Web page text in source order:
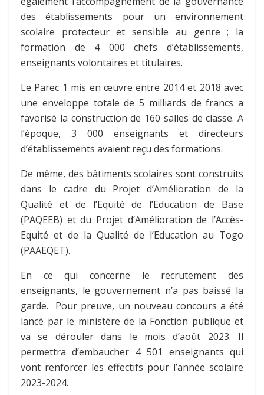
des établissements pour un environnement
scolaire protecteur et sensible au genre ; la
formation de 4 000 chefs d’établissements,
enseignants volontaires et titulaires.
Le Parec 1 mis en œuvre entre 2014 et 2018 avec
une enveloppe totale de 5 milliards de francs a
favorisé la construction de 160 salles de classe. A
l’époque, 3 000 enseignants et directeurs
d’établissements avaient reçu des formations.
De même, des bâtiments scolaires sont construits
dans le cadre du Projet d’Amélioration de la
Qualité et de l’Equité de l’Education de Base
(PAQEEB) et du Projet d’Amélioration de l’Accès-
Equité et de la Qualité de l’Education au Togo
(PAAEQET).
En ce qui concerne le recrutement des
enseignants, le gouvernement n’a pas baissé la
garde. Pour preuve, un nouveau concours a été
lancé par le ministère de la Fonction publique et
va se dérouler dans le mois d’août 2023. Il
permettra d’embaucher 4 501 enseignants qui
vont renforcer les effectifs pour l’année scolaire
2023-2024.